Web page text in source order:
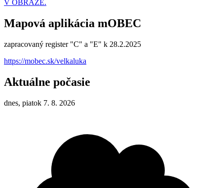
V OBRAZE.
Mapová aplikácia mOBEC
zapracovaný register "C" a "E" k 28.2.2025
https://mobec.sk/velkaluka
Aktuálne počasie
dnes, piatok 7. 8. 2026